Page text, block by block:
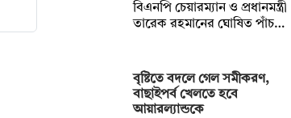
বিএনপি চেয়ারম্যান ও প্রধানমন্ত্রী
তারেক রহমানের ঘোষিত পাঁচ…
বৃষ্টিতে বদলে গেল সমীকরণ,
বাছাইপর্ব খেলতে হবে
আয়ারল্যান্ডকে